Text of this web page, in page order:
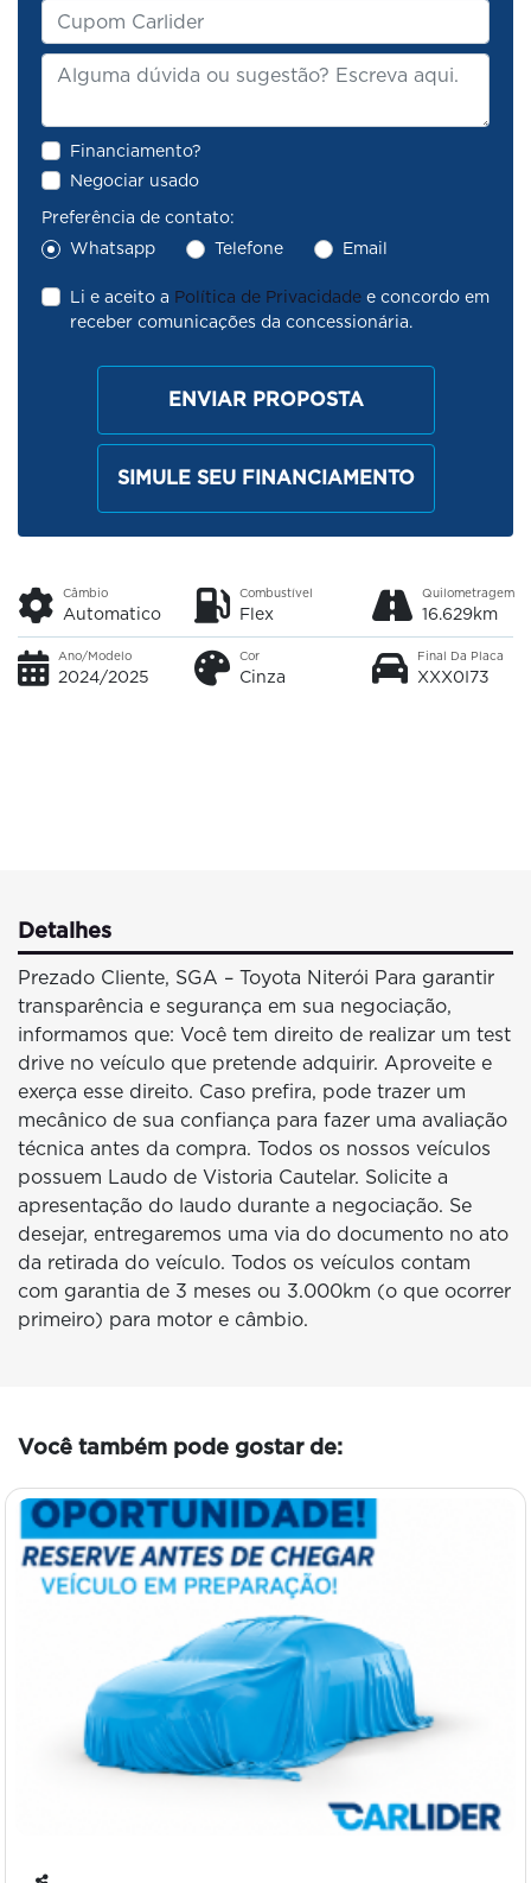
Financiamento?
Negociar usado
Preferência de contato:
Whatsapp
Telefone Email
Li e aceito a Política de Privacidade e concordo em
receber comunicações da concessionária.
ENVIAR PROPOSTA
SIMULE SEU FINANCIAMENTO
Câmbio
Automatico
Combustível
Flex
Quilometragem
16.629km
Ano/Modelo
2024/2025
Cor
Cinza
Final Da Placa
XXX0I73
Detalhes
Prezado Cliente, SGA – Toyota Niterói Para garantir
transparência e segurança em sua negociação,
informamos que: Você tem direito de realizar um test
drive no veículo que pretende adquirir. Aproveite e
exerça esse direito. Caso prefira, pode trazer um
mecânico de sua confiança para fazer uma avaliação
técnica antes da compra. Todos os nossos veículos
possuem Laudo de Vistoria Cautelar. Solicite a
apresentação do laudo durante a negociação. Se
desejar, entregaremos uma via do documento no ato
da retirada do veículo. Todos os veículos contam
com garantia de 3 meses ou 3.000km (o que ocorrer
primeiro) para motor e câmbio.
Você também pode gostar de: